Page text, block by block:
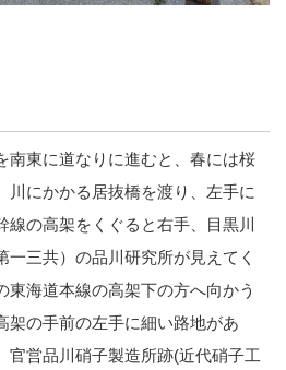
南東に道なりに進むと、春には桜
川にかかる居抜橋を渡り、左手に
の高架をくぐると右手、目黒川
三共）の品川研究所が見えてく
東海道本線の高架下の方へ向かう
架の手前の左手に細い路地があ
官営品川硝子製造所跡(近代硝子工